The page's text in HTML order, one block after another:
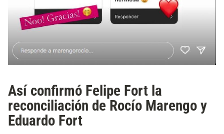
Así confirmó Felipe Fort la
reconciliación de Rocío Marengo y
Eduardo Fort